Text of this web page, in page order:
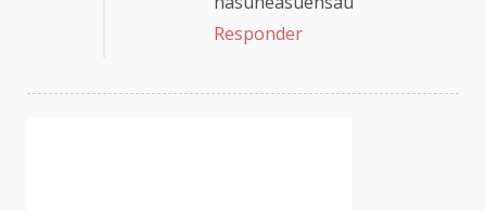
Responder